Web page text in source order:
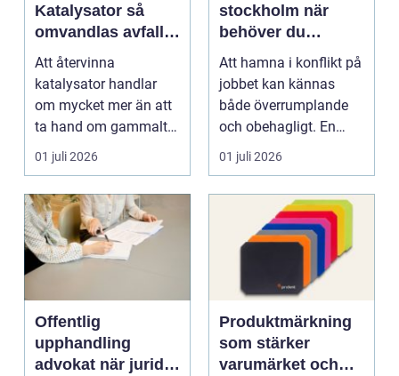
Katalysator så
omvandlas avfall
till värdefulla
resurser
Att återvinna
katalysator handlar
om mycket mer än att
ta hand om gammalt
skrot. I varje
katalysator...
01 juli 2026
stockholm när
behöver du
professionell hjälp
i arbetslivet?
Att hamna i konflikt på
jobbet kan kännas
både överrumplande
och obehagligt. En
anställning påverkar...
01 juli 2026
Offentlig
upphandling
advokat när juridik
Produktmärkning
som stärker
varumärket och